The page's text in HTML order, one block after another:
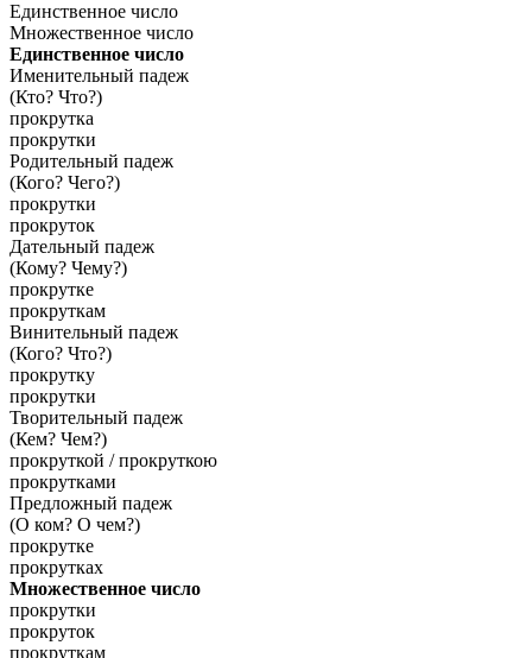
Единственное число
Множественное число
Единственное число
Именительный падеж
(Кто? Что?)
прокрутка
прокрутки
Родительный падеж
(Кого? Чего?)
прокрутки
прокруток
Дательный падеж
(Кому? Чему?)
прокрутке
прокруткам
Винительный падеж
(Кого? Что?)
прокрутку
прокрутки
Творительный падеж
(Кем? Чем?)
прокруткой / прокруткою
прокрутками
Предложный падеж
(О ком? О чем?)
прокрутке
прокрутках
Множественное число
прокрутки
прокруток
прокруткам